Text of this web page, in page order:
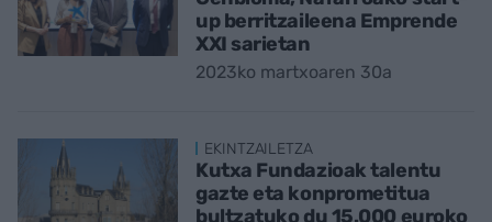
up berritzaileena Emprende
XXI sarietan
2023ko martxoaren 30a
EKINTZAILETZA
Kutxa Fundazioak talentu
gazte eta konprometitua
bultzatuko du 15.000 euroko